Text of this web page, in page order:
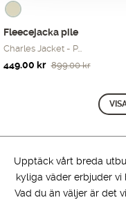
Fleecejacka pile
Charles Jacket - P...
899.00kr
Det
449.00 kr
Det
Upptäck vårt breda
kyliga väder erbjuder vi
Vad du än väljer är det